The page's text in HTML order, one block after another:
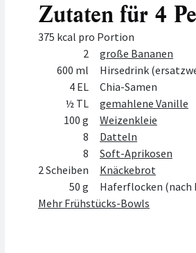
Zutaten für 4
375 kcal pro Portion
Zutat
2
große Bananen
600 ml
Hirsedrink
4 EL
Chia-Samen
½ TL
gemahlene Vanille
100 g
Weizenkleie
8
Datteln
8
Soft-Aprikosen
2 Scheiben
Knäckebrot
50 g
Haferflocken (nach
Mehr Frühstücks-Bowls